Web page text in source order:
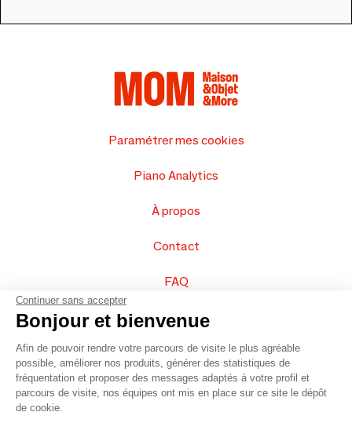
Paramétrer mes cookies
Piano Analytics
À propos
Contact
FAQ
Vendez vos produits
Plan du site
Continuer sans accepter
Bonjour et bienvenue
Afin de pouvoir rendre votre parcours de visite le plus agréable
possible, améliorer nos produits, générer des statistiques de
fréquentation et proposer des messages adaptés à votre profil et
parcours de visite, nos équipes ont mis en place sur ce site le dépôt
de cookie.